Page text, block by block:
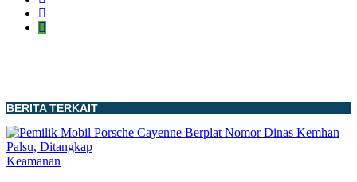
BERITA TERKAIT
Keamanan